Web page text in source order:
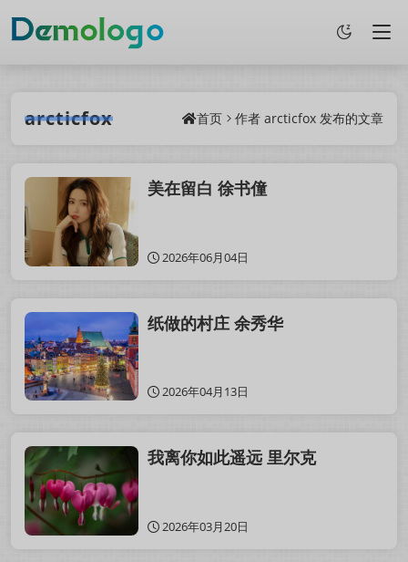
arcticfox 首页 作者 arcticfox 发布的文章
美在留白 徐书僮
2026年06月04日
纸做的村庄 余秀华
2026年04月13日
我离你如此遥远 里尔克
2026年03月20日